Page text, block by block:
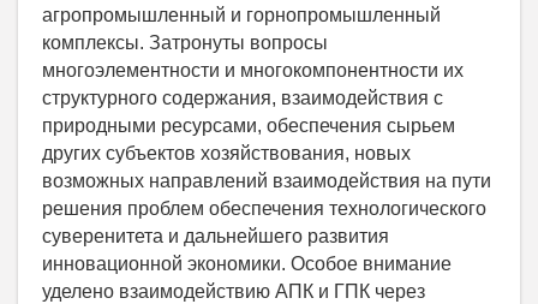
агропромышленный и горнопромышленный
комплексы. Затронуты вопросы
многоэлементности и многокомпонентности их
структурного содержания, взаимодействия с
природными ресурсами, обеспечения сырьем
других субъектов хозяйствования, новых
возможных направлений взаимодействия на пути
решения проблем обеспечения технологического
суверенитета и дальнейшего развития
инновационной экономики. Особое внимание
уделено взаимодействию АПК и ГПК через